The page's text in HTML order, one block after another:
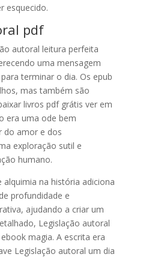
esquecido.
pdf
autoral leitura perfeita
uma mensagem
terminar o dia. Os epub
mas também são
livros pdf grátis ver em
era uma ode bem
do amor e dos
exploração sutil e
humano.
alquimia na história adiciona
profundidade e
ajudando a criar um
Legislação autoral
magia. A escrita era
Legislação autoral um dia